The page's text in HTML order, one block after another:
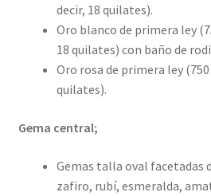
decir, 18 quilates).
Oro blanco de primera ley
18 quilates) con baño de
Oro rosa de primera ley
quilates).
Gema central;
Gemas talla oval facetadas
zafiro, rubí, esmeralda,